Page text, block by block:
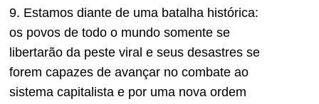
9. Estamos diante de uma batalha histórica:
os povos de todo o mundo somente se
libertarão da peste viral e seus desastres se
forem capazes de avançar no combate ao
sistema capitalista e por uma nova ordem